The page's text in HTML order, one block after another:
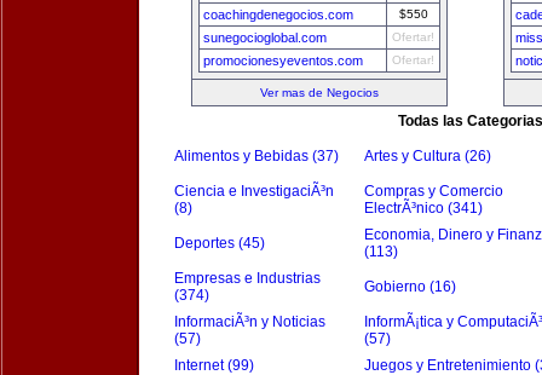
coachingdenegocios.com $550
sunegocioglobal.com Ofertar!
promocionesyeventos.com Ofertar!
Ver mas de Negocios
Todas las Categorias
Alimentos y Bebidas (37) Artes y Cultura (26)
Ciencia e InvestigaciÃ³n
(8)
Compras y Comercio
ElectrÃ³nico (341)
Deportes (45)
Economia, Dinero y
(113)
Empresas e Industrias
(374)
Gobierno (16)
InformaciÃ³n y Noticias
(57)
InformÃ¡tica y
(57)
Internet (99)
Juegos y Entretenimiento